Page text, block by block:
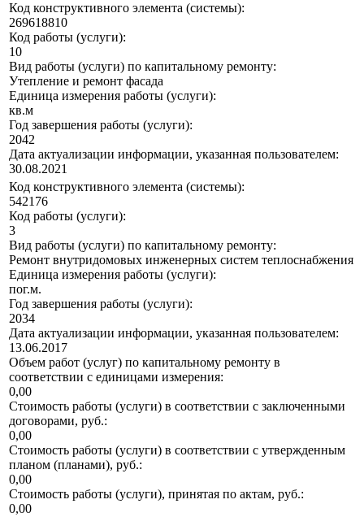
Код конструктивного элемента (системы):
269618810
Код работы (услуги):
10
Вид работы (услуги) по капитальному ремонту:
Утепление и ремонт фасада
Единица измерения работы (услуги):
кв.м
Год завершения работы (услуги):
2042
Дата актуализации информации, указанная пользователем:
30.08.2021
Код конструктивного элемента (системы):
542176
Код работы (услуги):
3
Вид работы (услуги) по капитальному ремонту:
Ремонт внутридомовых инженерных систем теплоснабжения
Единица измерения работы (услуги):
пог.м.
Год завершения работы (услуги):
2034
Дата актуализации информации, указанная пользователем:
13.06.2017
Объем работ (услуг) по капитальному ремонту в
соответствии с единицами измерения:
0,00
Стоимость работы (услуги) в соответствии с заключенными
договорами, руб.:
0,00
Стоимость работы (услуги) в соответствии с утвержденным
планом (планами), руб.:
0,00
Стоимость работы (услуги), принятая по актам, руб.:
0,00